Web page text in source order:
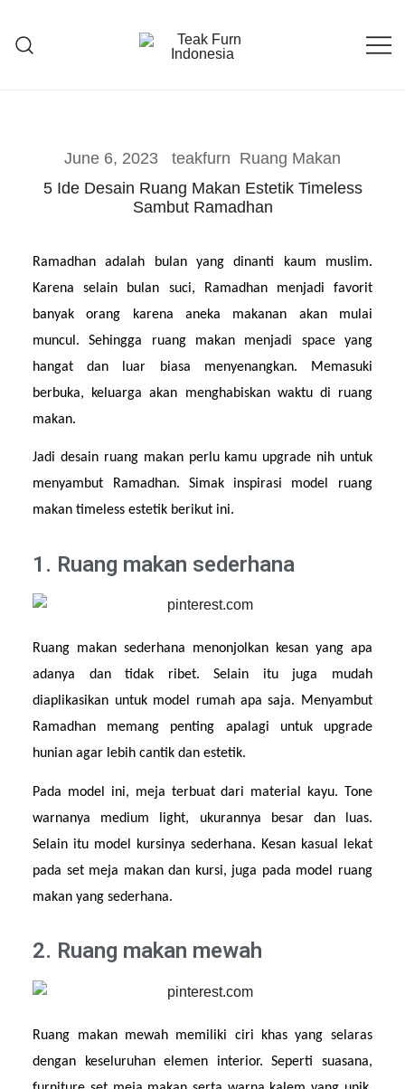
June 6, 2023 teakfurn Ruang Makan
5 Ide Desain Ruang Makan Estetik Timeless
Sambut Ramadhan
Ramadhan adalah bulan yang dinanti kaum muslim.
Karena selain bulan suci, Ramadhan menjadi favorit
banyak orang karena aneka makanan akan mulai
muncul. Sehingga ruang makan menjadi space yang
hangat dan luar biasa menyenangkan. Memasuki
berbuka, keluarga akan menghabiskan waktu di ruang
makan.
Jadi desain ruang makan perlu kamu upgrade nih untuk
menyambut Ramadhan. Simak inspirasi model ruang
makan timeless estetik berikut ini.
1. Ruang makan sederhana
Ruang makan sederhana menonjolkan kesan yang apa
adanya dan tidak ribet. Selain itu juga mudah
diaplikasikan untuk model rumah apa saja. Menyambut
Ramadhan memang penting apalagi untuk upgrade
hunian agar lebih cantik dan estetik.
Pada model ini, meja terbuat dari material kayu. Tone
warnanya medium light, ukurannya besar dan luas.
Selain itu model kursinya sederhana. Kesan kasual lekat
pada set meja makan dan kursi, juga pada model ruang
makan yang sederhana.
2. Ruang makan mewah
Ruang makan mewah memiliki ciri khas yang selaras
dengan keseluruhan elemen interior. Seperti suasana,